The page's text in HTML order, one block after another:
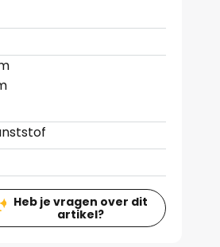
Heb je vragen over dit
artikel?